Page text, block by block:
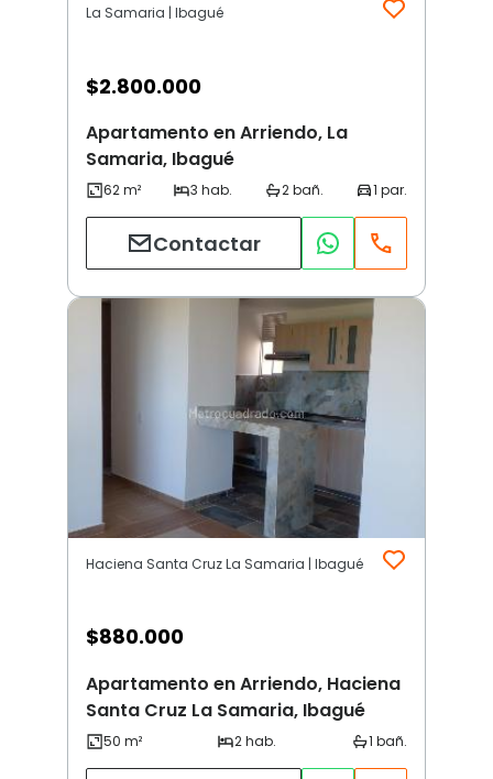
La Samaria | Ibagué
$2.800.000
Apartamento en Arriendo, La
Samaria, Ibagué
Contactar
Haciena Santa Cruz La Samaria | Ibagué
$880.000
Apartamento en Arriendo, Haciena
Santa Cruz La Samaria, Ibagué